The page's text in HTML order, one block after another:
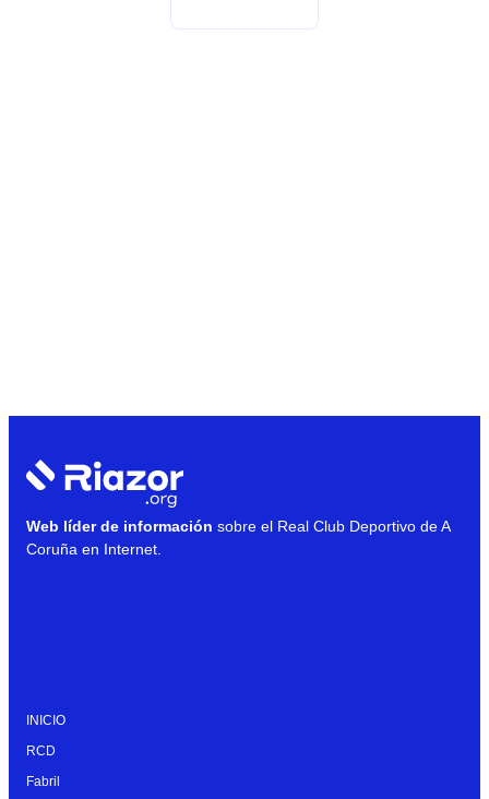
Web líder de información sobre el Real Club Deportivo de A
Coruña en Internet.
INICIO
RCD
Fabril